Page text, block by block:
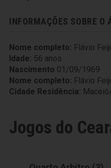
INFORMAÇÕES SOBRE O
Nome completo: Flávio
Idade: 56 anos
Nascimento 01/09/1969
Nome completo: Flávio
Cidade Residência:
Jogos do